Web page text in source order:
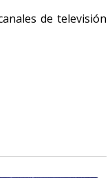
de televisión